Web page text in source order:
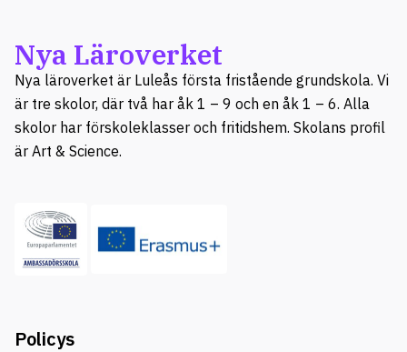
Nya Läroverket
Nya läroverket är Luleås första fristående grundskola. Vi
är tre skolor, där två har åk 1 – 9 och en åk 1 – 6. Alla
skolor har förskoleklasser och fritidshem. Skolans profil
är Art & Science.
Policys